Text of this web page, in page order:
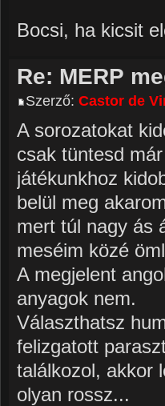
Bocsi, ha kicsit
Re: MERP
Szerző: Castor de
A sorozatokat
csak tüntesd
játékunkhoz
belül meg
mert túl nagy ás
meséim közé
A megjelent
anyagok nem.
Választhatsz
felizgatott
találkozol, akkor
olyan rossz...